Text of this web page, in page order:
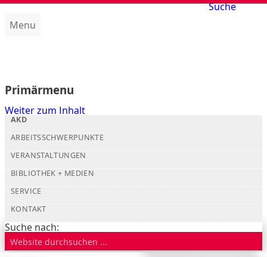
Menu
Primärmenu
Weiter zum Inhalt
AKD
ARBEITSSCHWERPUNKTE
VERANSTALTUNGEN
BIBLIOTHEK + MEDIEN
SERVICE
KONTAKT
Suche
Suche nach: